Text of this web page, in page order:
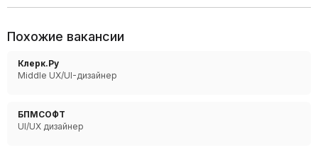
Похожие вакансии
Клерк.Ру
Middle UX/UI-дизайнер
БПМСОФТ
UI/UX дизайнер